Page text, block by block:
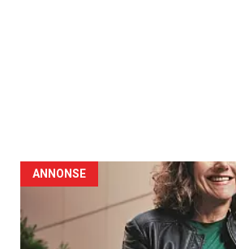
ANNONSE